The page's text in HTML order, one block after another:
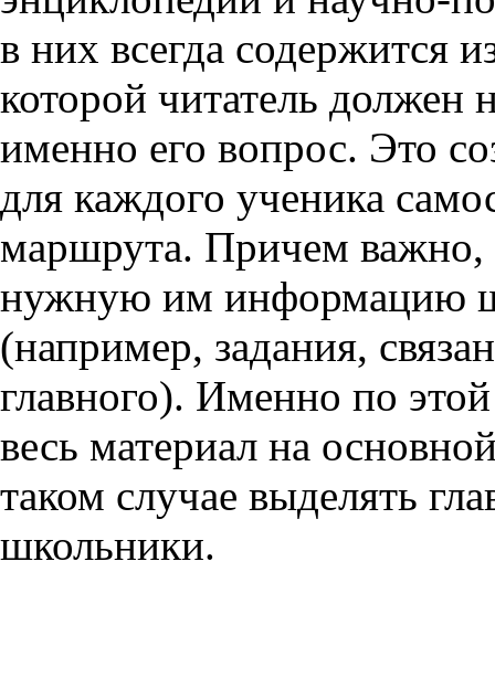
в них всегда содержится
которой читатель должен
именно его вопрос. Это
для каждого ученика
маршрута. Причем важно,
нужную им информацию
(например, задания,
главного). Именно по
весь материал на
таком случае выделять
школьники.